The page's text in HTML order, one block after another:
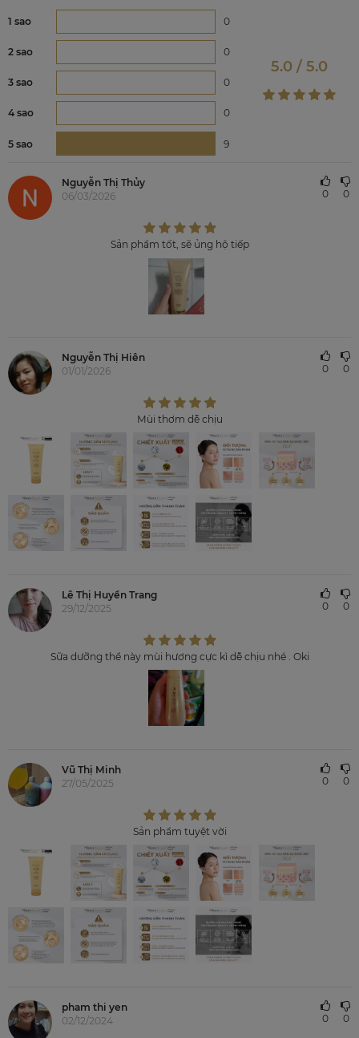
1 sao 0
2 sao 0
3 sao 0
4 sao 0
5 sao 9
5.0 / 5.0
Nguyễn Thị Thủy
06/03/2026
Sản phẩm tốt, sẽ ủng hộ tiếp
0 0
Nguyễn Thị Hiên
01/01/2026
Mùi thơm dễ chịu
0 0
Lê Thị Huyền Trang
29/12/2025
Sữa dưỡng thể này mùi hương cực kì dễ chịu nhé . Oki
0 0
Vũ Thị Minh
27/05/2025
Sản phẩm tuyệt vời
0 0
pham thi yen
02/12/2024
0 0